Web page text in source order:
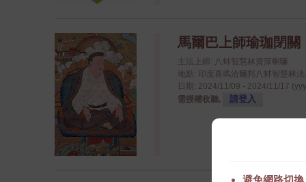
馬爾巴上師瑜珈閉關
主法上師: 八蚌智慧林資深喇嘛
地點: 印度喜瑪洽爾邦八蚌智慧林
日期: 2024/11/09 - 2024/11/17
需授權收聽,
請登入
避免網路切換